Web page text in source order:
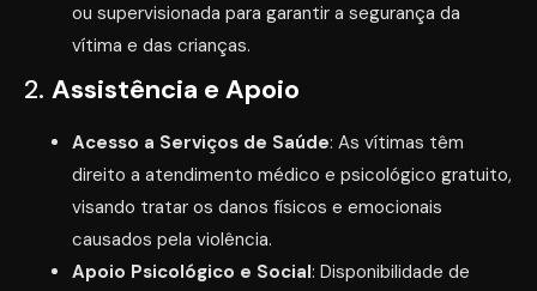
ou supervisionada para garantir a segurança da
vítima e das crianças.
2. Assistência e Apoio
Acesso a Serviços de Saúde: As vítimas têm
direito a atendimento médico e psicológico gratuito,
visando tratar os danos físicos e emocionais
causados pela violência.
Apoio Psicológico e Social: Disponibilidade de